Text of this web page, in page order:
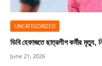
UNCATEGORIZED
ডিবি হেফাজতে ছাত্রলীগ কর্মীর মৃত্যু,
June 21, 2026